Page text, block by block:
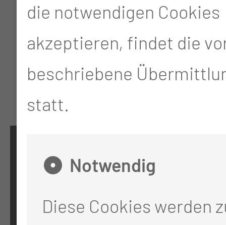
KONTAKT
info@mul-ct.de
die notwendigen Cookies
akzeptieren, findet die
beschriebene
statt.
Notwendig
Diese Cookies werden